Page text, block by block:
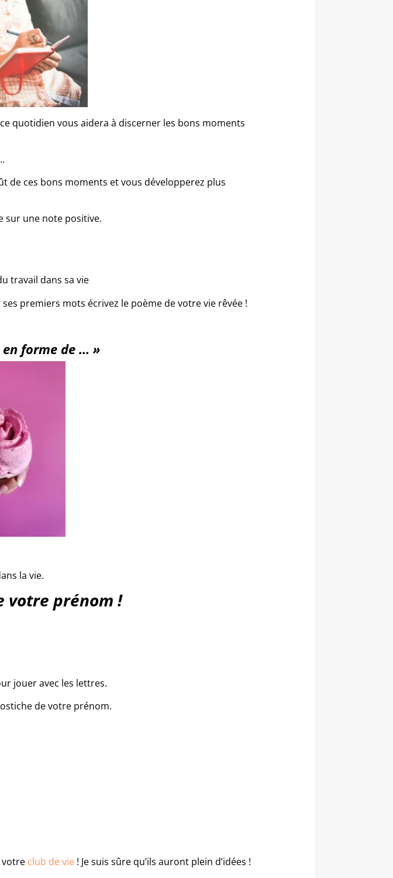
quotidien vous aidera à discerner les bons moments
de ces bons moments et vous développerez plus
sur une note positive.
travail dans sa vie
premiers mots écrivez le poème de votre vie rêvée !
en forme de … »
la vie.
votre prénom !
jouer avec les lettres.
de votre prénom.
votre club de vie! Je suis sûre qu’ils auront plein d’idées !